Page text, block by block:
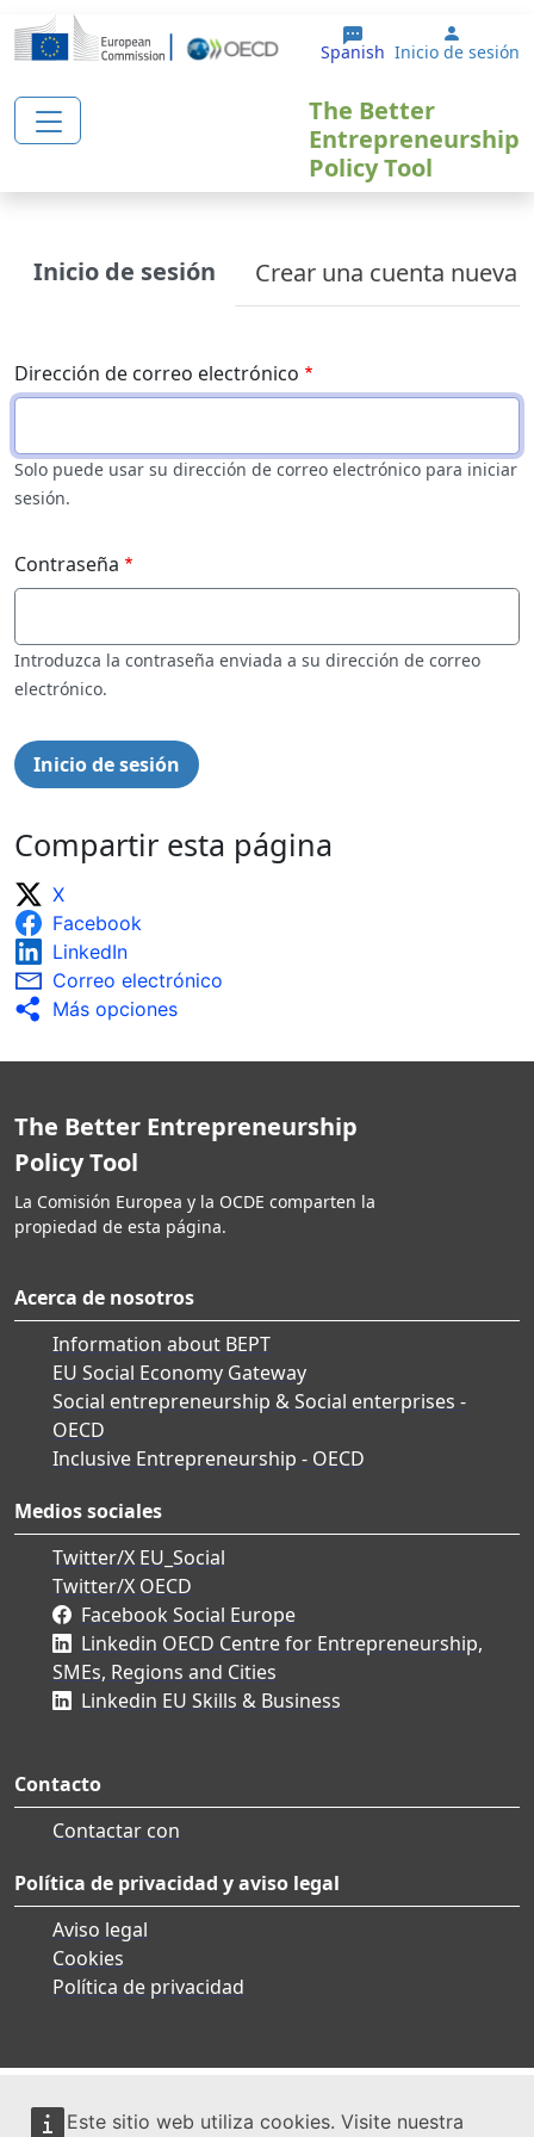
Pasar al contenido principal
Este sitio web utiliza cookies. Visite nuestra
Spanish User
Inicio de sesión
The Better
Entrepreneurship
Policy Tool
Primary tabs
Inicio de sesión Crear una cuenta nueva
Dirección de correo electrónico
Solo puede usar su dirección de correo electrónico para iniciar
sesión.
Contraseña
Introduzca la contraseña enviada a su dirección de correo
electrónico.
Compartir esta página
X
Facebook
LinkedIn
Correo electrónico
Más opciones
The Better Entrepreneurship
Policy Tool
La Comisión Europea y la OCDE comparten la
propiedad de esta página.
Acerca de nosotros
Information about BEPT
EU Social Economy Gateway
Social entrepreneurship & Social enterprises -
OECD
Inclusive Entrepreneurship - OECD
Medios sociales
Twitter/X EU_Social
Twitter/X OECD
Facebook Social Europe
Linkedin OECD Centre for Entrepreneurship,
SMEs, Regions and Cities
Linkedin EU Skills & Business
Contacto
Contactar con
Política de privacidad y aviso legal
Aviso legal
Cookies
Política de privacidad